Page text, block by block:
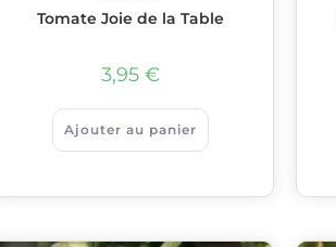
Tomate Joie de la Table
3,95€
Ajouter au panier